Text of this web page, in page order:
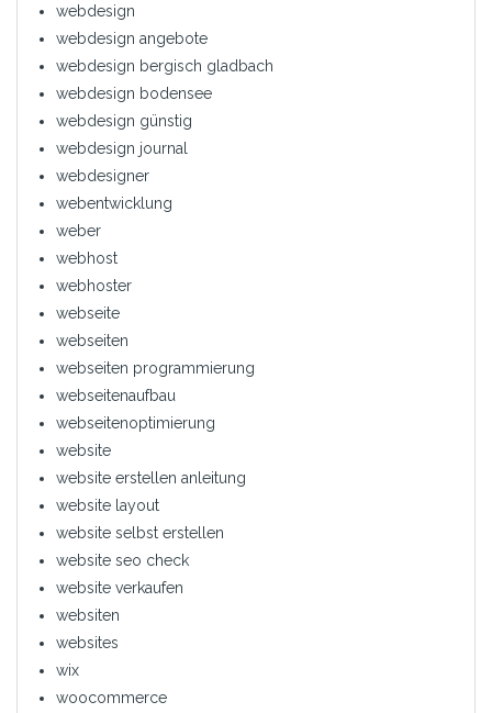
webdesign
webdesign angebote
webdesign bergisch gladbach
webdesign bodensee
webdesign günstig
webdesign journal
webdesigner
webentwicklung
weber
webhost
webhoster
webseite
webseiten
webseiten programmierung
webseitenaufbau
webseitenoptimierung
website
website erstellen anleitung
website layout
website selbst erstellen
website seo check
website verkaufen
websiten
websites
wix
woocommerce